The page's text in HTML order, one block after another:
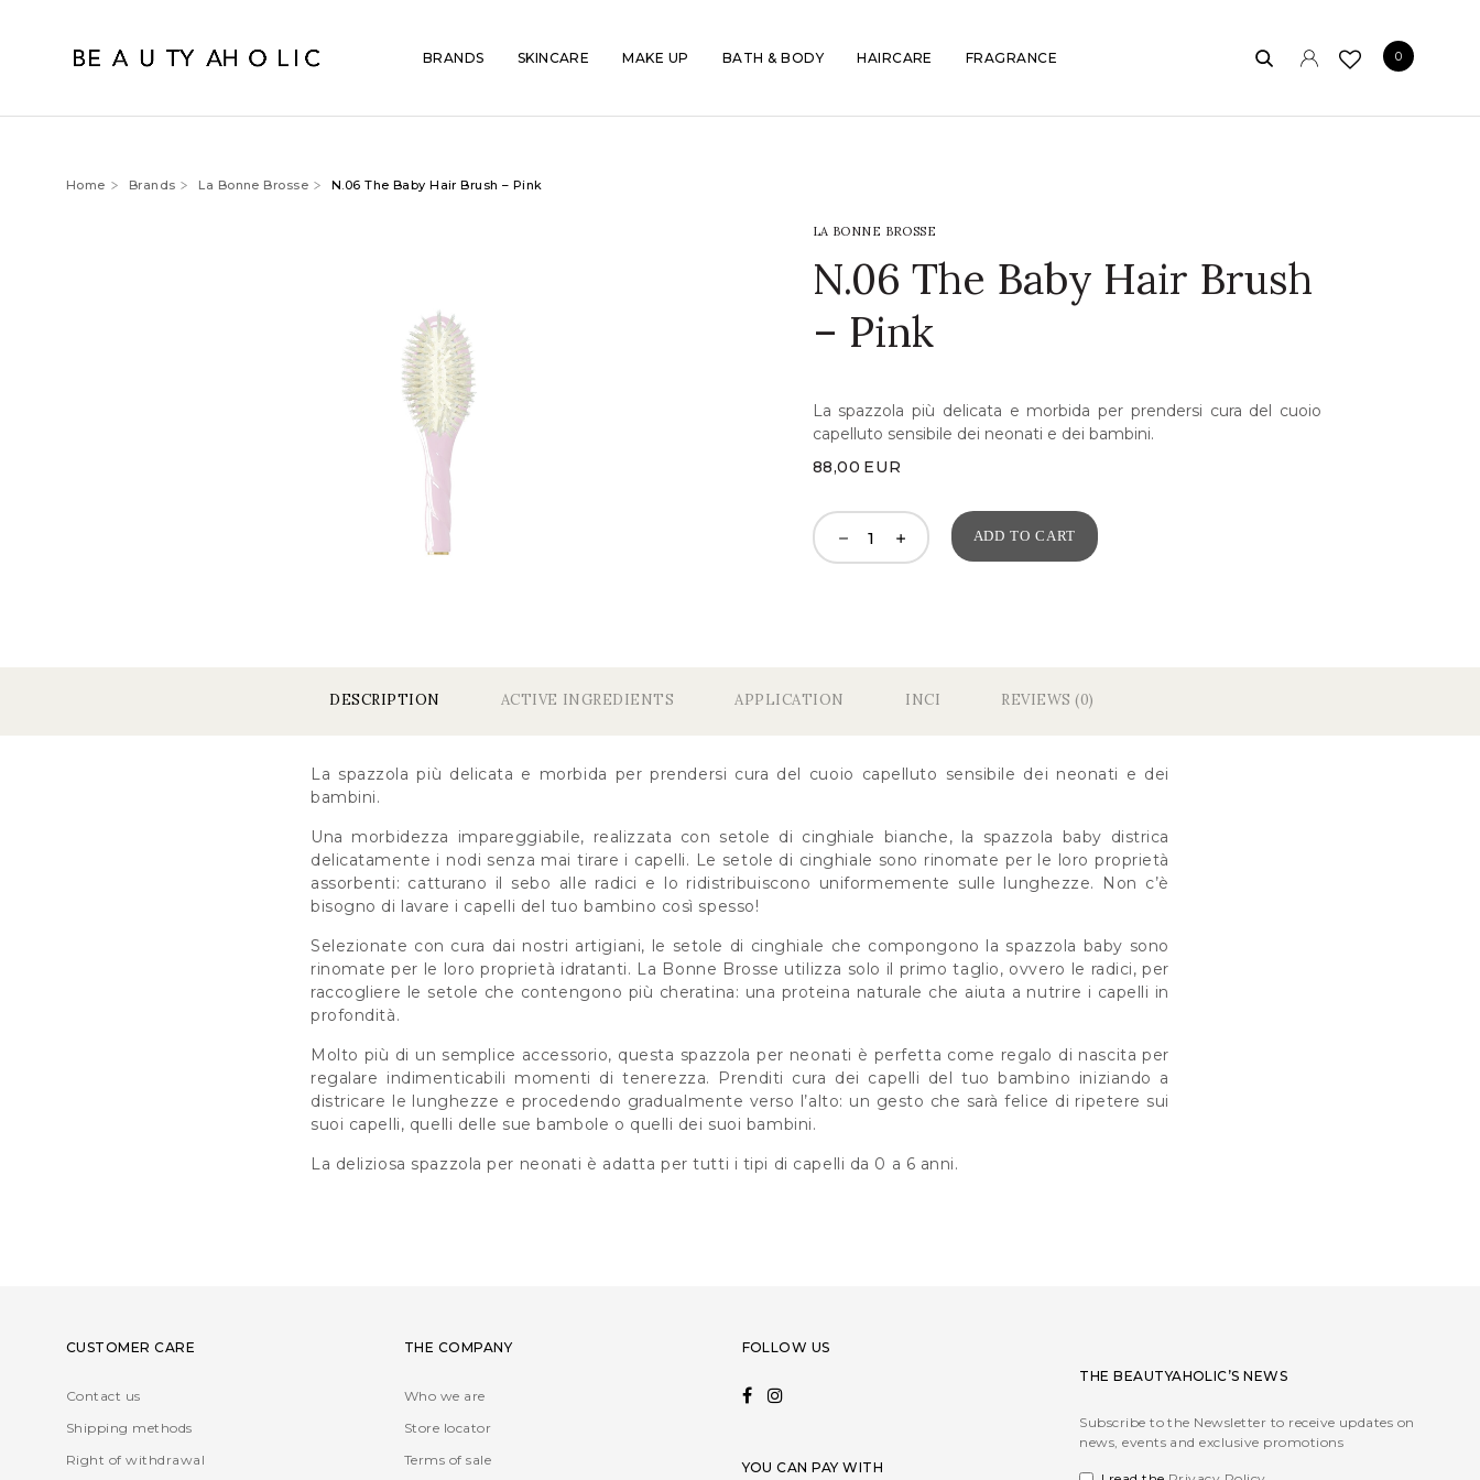
0
BRANDS SKINCARE MAKE UP BATH & BODY HAIRCARE FRAGRANCE
Home Brands La Bonne Brosse N.06 The Baby Hair Brush – Pink
LA BONNE BROSSE
N.06 The Baby Hair Brush
– Pink
La spazzola più delicata e morbida per prendersi cura del cuoio
capelluto sensibile dei neonati e dei bambini.
88,00 EUR
ADD TO CART
DESCRIPTION ACTIVE INGREDIENTS APPLICATION INCI REVIEWS (0)
La spazzola più delicata e morbida per prendersi cura del cuoio capelluto sensibile dei neonati e dei
bambini.
Una morbidezza impareggiabile, realizzata con setole di cinghiale bianche, la spazzola baby districa
delicatamente i nodi senza mai tirare i capelli. Le setole di cinghiale sono rinomate per le loro proprietà
assorbenti: catturano il sebo alle radici e lo ridistribuiscono uniformemente sulle lunghezze. Non c’è
bisogno di lavare i capelli del tuo bambino così spesso!
Selezionate con cura dai nostri artigiani, le setole di cinghiale che compongono la spazzola baby sono
rinomate per le loro proprietà idratanti. La Bonne Brosse utilizza solo il primo taglio, ovvero le radici, per
raccogliere le setole che contengono più cheratina: una proteina naturale che aiuta a nutrire i capelli in
profondità.
Molto più di un semplice accessorio, questa spazzola per neonati è perfetta come regalo di nascita per
regalare indimenticabili momenti di tenerezza. Prenditi cura dei capelli del tuo bambino iniziando a
districare le lunghezze e procedendo gradualmente verso l’alto: un gesto che sarà felice di ripetere sui
suoi capelli, quelli delle sue bambole o quelli dei suoi bambini.
La deliziosa spazzola per neonati è adatta per tutti i tipi di capelli da 0 a 6 anni.
CUSTOMER CARE
Contact us
Shipping methods
Right of withdrawal
THE COMPANY
Who we are
Store locator
Terms of sale
FOLLOW US
YOU CAN PAY WITH
THE BEAUTYAHOLIC’S NEWS
Subscribe to the Newsletter to receive updates on
news, events and exclusive promotions